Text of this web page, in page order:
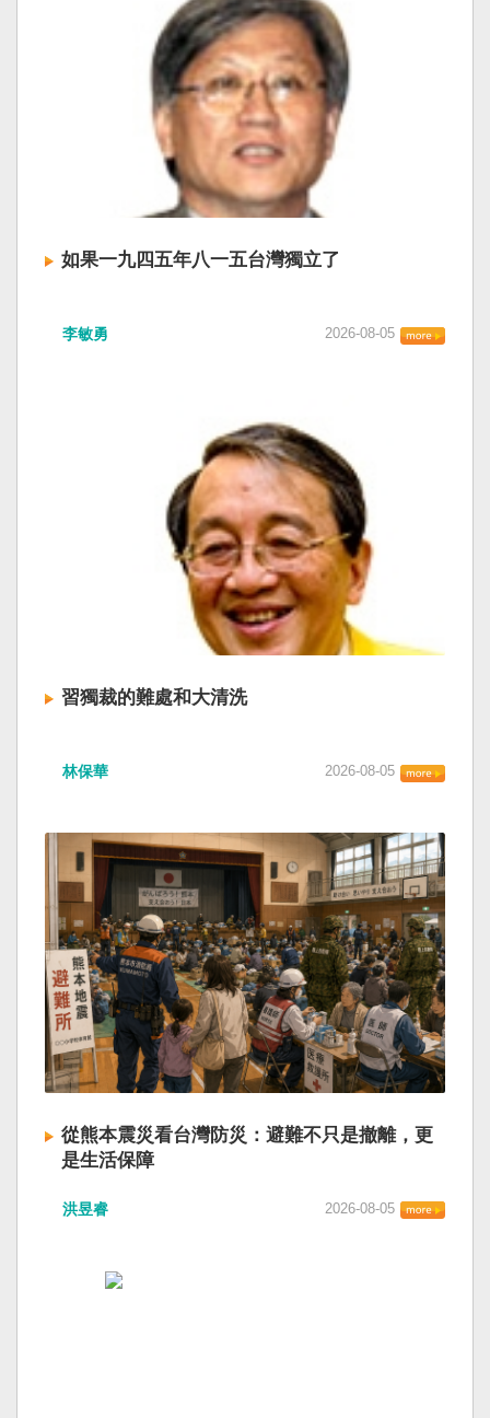
如果一九四五年八一五台灣獨立了
李敏勇 2026-08-05
習獨裁的難處和大清洗
林保華 2026-08-05
從熊本震災看台灣防災：避難不只是撤離，更
是生活保障
洪昱睿 2026-08-05